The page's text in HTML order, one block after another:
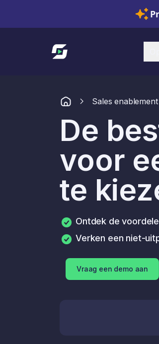
Link naar startpagina
Sales enablement
De
voor
te
Ontdek de
Verken een niet-
Vraag een demo aan